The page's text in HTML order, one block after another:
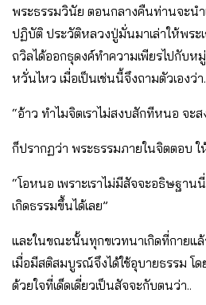
พระธรรมวินัย ตอนกลางคืนท่านจะนํา
ปฏิบัติ ประวัติหลวงปู่มั่นมาเล่าให้พระ
ถวิลได้ออกธุดงค์ทําความเพียรไปกับห
หวั่นไหว เมื่อเป็นเช่นนี้จึงถามตัวเองว่า
“อ้าว ทําไมจิตเราไม่สงบสักทีหนอ จะ
ก็ปรากฏว่า พระธรรมภายในจิตตอบ ใ
“โอหนอ เพราะเราไม่มีสัจจะอธิษฐานนี่
เกิดธรรมขึ้นได้เลย”
และในขณะนั้นทุกขเวทนาเกิดที่กายแ
เมื่อมีสติสมบูรณ์จึงได้ใช้อุบายธรรม โ
ด้วยใจที่เด็ดเดี่ยวเป็นสัจจะกับตนว่า..